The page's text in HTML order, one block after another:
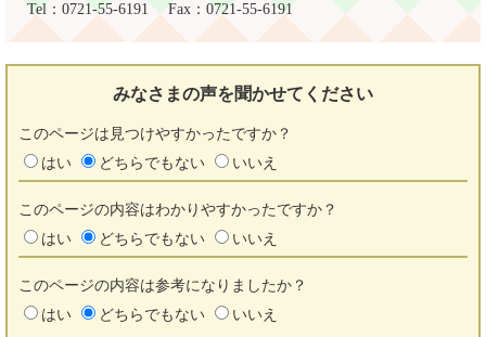
Tel：0721-55-6191
Fax：0721-55-6191
みなさまの声を聞かせてください
このページは見つけやすかったですか？
はい
どちらでもない いいえ
このページの内容はわかりやすかったですか？
はい
どちらでもない いいえ
このページの内容は参考になりましたか？
はい
どちらでもない いいえ